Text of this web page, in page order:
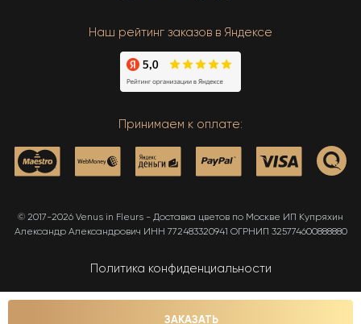
ЗАКАЗАТЬ
Наш рейтинг заказов в Яндексе
Принимаем к оплате:
© 2017-2026 Venus in Fleurs - Доставка цветов по Москве ИП Купряхин
Александр Александрович ИНН 772483320941 ОГРНИП 325774600888880
Политика конфиденциальности
Карта сайта